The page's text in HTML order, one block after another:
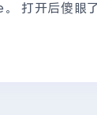
打开后傻眼